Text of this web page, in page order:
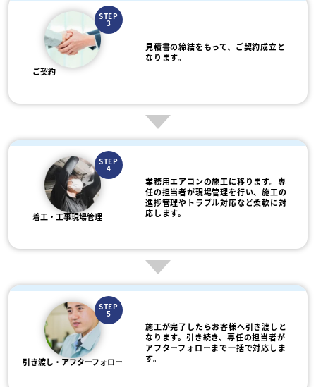
STEP
3
ご契約
見積書の締結をもって、ご契約成立と
なります。
STEP
4
着工・工事現場管理
業務用エアコンの施工に移ります。専
任の担当者が現場管理を行い、施工の
進捗管理やトラブル対応など柔軟に対
応します。
STEP
5
引き渡し・アフターフォロー
施工が完了したらお客様へ引き渡しと
なります。引き続き、専任の担当者が
アフターフォローまで一括で対応しま
す。